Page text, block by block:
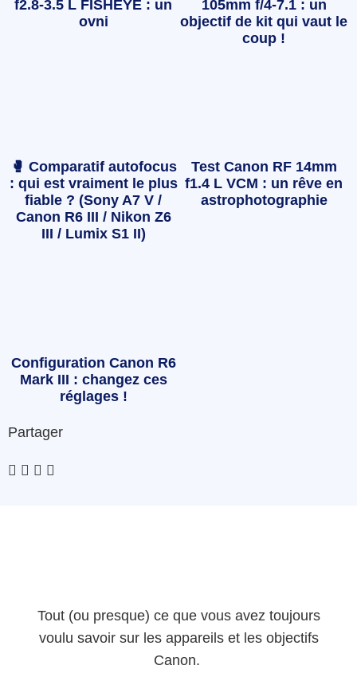
f2.8-3.5 L FISHEYE : un
ovni
105mm f/4-7.1 : un
objectif de kit qui vaut le
coup !
🥊 Comparatif autofocus
: qui est vraiment le plus
fiable ? (Sony A7 V /
Canon R6 III / Nikon Z6
III / Lumix S1 II)
Test Canon RF 14mm
f1.4 L VCM : un rêve en
astrophotographie
Configuration Canon R6
Mark III : changez ces
réglages !
Partager
Tout (ou presque) ce que vous avez toujours
voulu savoir sur les appareils et les objectifs
Canon.